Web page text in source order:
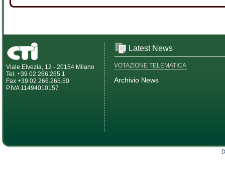
Viale Elvezia, 12 - 20154 Milano
Tel. +39 02 266.265.1
Fax +39 02 266.265.50
P.IVA 11494010157
Latest News
VOTAZIONE TELEMATICA
Archivio News